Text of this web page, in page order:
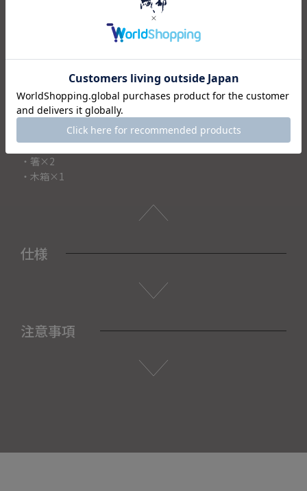
感謝の気持ちを込めた贈り物として、また、結婚記念日や新
築祝いなど、様々なギフトシーンで喜ばれる夫婦箸のセット
大切な方への贈り物にはぜひ織部のお箸セットを。
もちろんご自宅用にもオススメです。
＜セット内容＞
・箸×2
・木箱×1
仕様
注意事項